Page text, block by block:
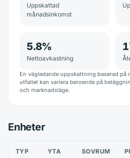
Uppskattad
månadsinkomst
5.8%
Nettoavkastning
En vägledande uppskattning baserad på
utfallet kan variera beroende på
och marknadsläge.
Enheter
TYP YTA SOVRUM